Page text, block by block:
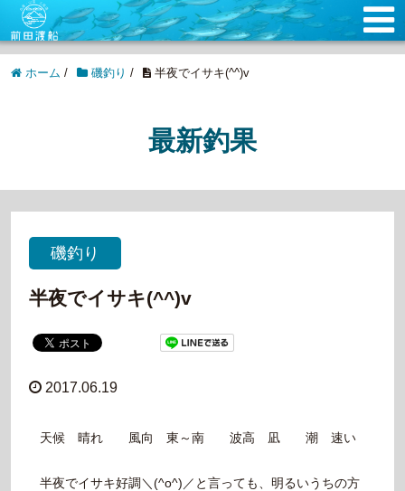
ホーム / 磯釣り / 半夜でイサキ(^^)v
最新釣果
磯釣り
半夜でイサキ(^^)v
2017.06.19
天候 晴れ 風向 東～南 波高 凪 潮 速い
半夜でイサキ好調＼(^o^)／と言っても、明るいうちの方